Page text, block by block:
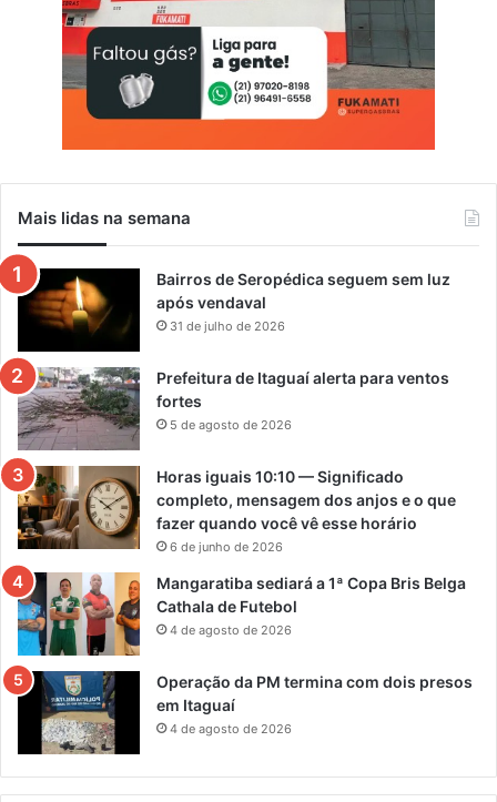
Mais lidas na semana
Bairros de Seropédica seguem sem luz
após vendaval
31 de julho de 2026
Prefeitura de Itaguaí alerta para ventos
fortes
5 de agosto de 2026
Horas iguais 10:10 — Significado
completo, mensagem dos anjos e o que
fazer quando você vê esse horário
6 de junho de 2026
Mangaratiba sediará a 1ª Copa Bris Belga
Cathala de Futebol
4 de agosto de 2026
Operação da PM termina com dois presos
em Itaguaí
4 de agosto de 2026